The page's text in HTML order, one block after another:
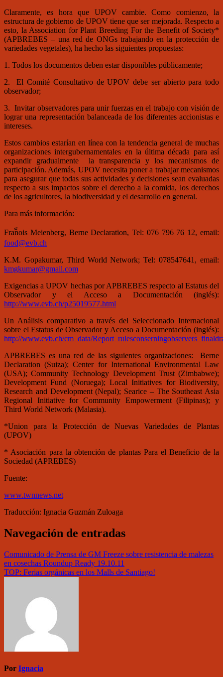
Claramente, es hora que UPOV cambie. Como comienzo, la
estructura de gobierno de UPOV tiene que ser mejorada. Respecto a
esto, la Association for Plant Breeding For the Benefit of Society*
(APBREBES – una red de ONGs trabajando en la protección de
variedades vegetales), ha hecho las siguientes propuestas:
1. Todos los documentos deben estar disponibles públicamente;
2. El Comité Consultativo de UPOV debe ser abierto para todo
observador;
3. Invitar observadores para unir fuerzas en el trabajo con visión de
lograr una representación balanceada de los diferentes accionistas e
intereses.
Estos cambios estarían en línea con la tendencia general de muchas
organizaciones intergubernamentales en la última década para así
expandir gradualmente la transparencia y los mecanismos de
participación. Además, UPOV necesita poner a trabajar mecanismos
para asegurar que todas sus actividades y decisiones sean evaluadas
respecto a sus impactos sobre el derecho a la comida, los derechos
de los agricultores, la biodiversidad y el desarrollo en general.
Para más información:
Fran็ois Meienberg, Berne Declaration, Tel: 076 796 76 12, email:
food@evb.ch
K.M. Gopakumar, Third World Network; Tel: 078547641, email:
kmgkumar@gmail.com
Exigencias a UPOV hechas por APBREBES respecto al Estatus del
Observador y el Acceso a Documentación (inglés):
http://www.evb.ch/p25019577.html
Un Análisis comparativo a través del Seleccionado Internacional
sobre el Estatus de Observador y Acceso a Documentación (inglés):
http://www.evb.ch/cm_data/
APBREBES es una red de las siguientes organizaciones: Berne
Declaration (Suiza); Center for International Environmental Law
(USA); Community Technology Development Trust (Zimbabwe);
Development Fund (Noruega); Local Initiatives for Biodiversity,
Research and Development (Nepal); Searice – The Southeast Asia
Regional Initiative for Community Empowerment (Filipinas); y
Third World Network (Malasia).
*Union para la Protección de Nuevas Variedades de Plantas
(UPOV)
* Asociación para la obtención de plantas Para el Beneficio de la
Sociedad (APREBES)
Fuente:
www.twnnews.net
Traducción: Ignacia Guzmán Zuloaga
Navegación de entradas
Comunicado de Prensa de GM Freeze sobre resistencia de malezas
en cosechas Roundup Ready 19.10.11
TOP: Ferias orgánicas en los Malls de Santiago!
Por Ignacia